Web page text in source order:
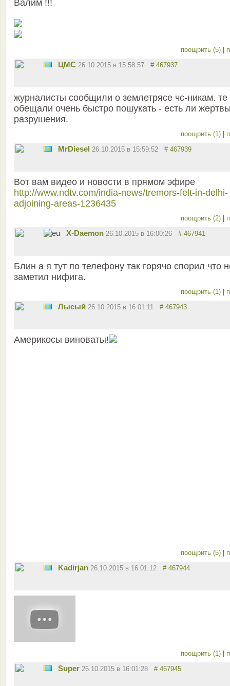
Валим !!!
поощрить (5) |
ЦМС 26.10.2015 в 15:58:57 # 467937
журналисты сообщили о землетрясе чс-никам. те
обещали очень быстро пошукать - есть ли
разрушения.
поощрить (1) |
MrDiesel 26.10.2015 в 15:59:52 # 467939
Вот вам видео и новости в прямом эфире
http://www.ndtv.com/india-news/tremors-felt-in-delhi-
adjoining-areas-1236435
поощрить (2) |
X-Daemon 26.10.2015 в 16:00:26 # 467941
Блин а я тут по телефону так горячо спорил что
заметил нифига.
поощрить (1) |
Лысый 26.10.2015 в 16:01:11 # 467943
Америкосы виноваты!
поощрить (5) |
Kadirjan 26.10.2015 в 16:01:12 # 467944
поощрить (1) |
Super 26.10.2015 в 16:01:28 # 467945